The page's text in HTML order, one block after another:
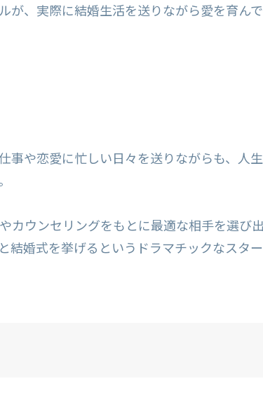
が、実際に結婚生活を送りながら愛を育ん
事や恋愛に忙しい日々を送りながらも、人
カウンセリングをもとに最適な相手を選び
結婚式を挙げるというドラマチックなスタ